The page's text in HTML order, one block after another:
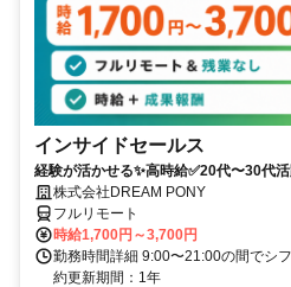
インサイドセールス
経験が活かせる✨高時給✅20代〜30代
株式会社DREAM PONY
フルリモート
時給1,700円～3,700円
勤務時間詳細 9:00〜21:00の間でシ
約更新期間：1年